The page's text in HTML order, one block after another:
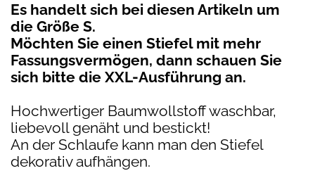
Es handelt sich bei diesen Artikeln um
die Größe S.
Möchten Sie einen Stiefel mit mehr
Fassungsvermögen, dann schauen Sie
sich bitte die XXL-Ausführung an.
Hochwertiger Baumwollstoff waschbar,
liebevoll genäht und bestickt!
An der Schlaufe kann man den Stiefel
dekorativ aufhängen.